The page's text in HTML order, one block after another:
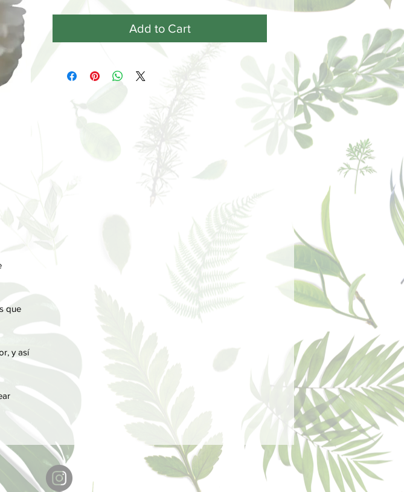
que
y así
Add to Cart